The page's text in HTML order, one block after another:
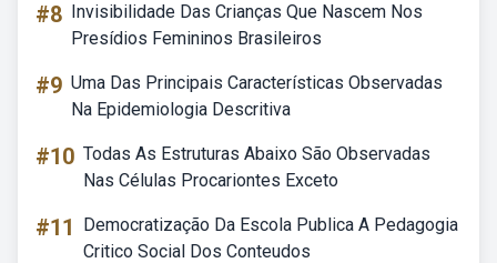
#8 Invisibilidade Das Crianças Que Nascem Nos
Presídios Femininos Brasileiros
#9 Uma Das Principais Características Observadas
Na Epidemiologia Descritiva
#10 Todas As Estruturas Abaixo São Observadas
Nas Células Procariontes Exceto
#11
Democratização Da Escola Publica A Pedagogia
Critico Social Dos Conteudos